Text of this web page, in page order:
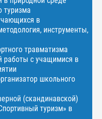
туризма
в
инструменты,
травматизма
работы с учащимися в
школьного
(скандинавской)
туризм» в